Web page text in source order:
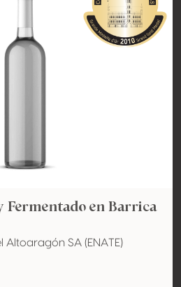
Fermentado en Barrica
SA (ENATE)